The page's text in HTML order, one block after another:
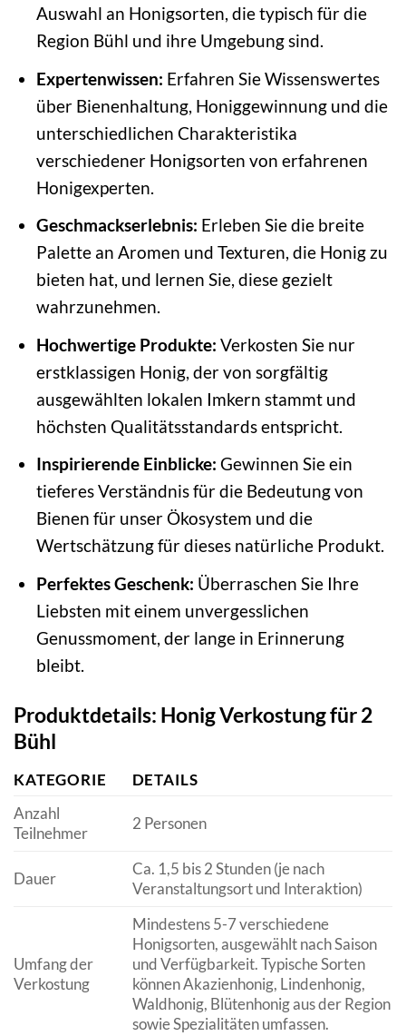
Auswahl an Honigsorten, die typisch für die
Region Bühl und ihre Umgebung sind.
Expertenwissen: Erfahren Sie Wissenswertes
über Bienenhaltung, Honiggewinnung und die
unterschiedlichen Charakteristika
verschiedener Honigsorten von erfahrenen
Honigexperten.
Geschmackserlebnis: Erleben Sie die breite
Palette an Aromen und Texturen, die Honig zu
bieten hat, und lernen Sie, diese gezielt
wahrzunehmen.
Hochwertige Produkte: Verkosten Sie nur
erstklassigen Honig, der von sorgfältig
ausgewählten lokalen Imkern stammt und
höchsten Qualitätsstandards entspricht.
Inspirierende Einblicke: Gewinnen Sie ein
tieferes Verständnis für die Bedeutung von
Bienen für unser Ökosystem und die
Wertschätzung für dieses natürliche Produkt.
Perfektes Geschenk: Überraschen Sie Ihre
Liebsten mit einem unvergesslichen
Genussmoment, der lange in Erinnerung
bleibt.
Produktdetails: Honig Verkostung für 2
Bühl
KATEGORIE
DETAILS
Anzahl
Teilnehmer
2 Personen
Dauer
Ca. 1,5 bis 2 Stunden (je nach
Veranstaltungsort und Interaktion)
Umfang der
Verkostung
Mindestens 5-7 verschiedene
Honigsorten, ausgewählt nach Saison
und Verfügbarkeit. Typische Sorten
können Akazienhonig, Lindenhonig,
Waldhonig, Blütenhonig aus der Region
sowie Spezialitäten umfassen.